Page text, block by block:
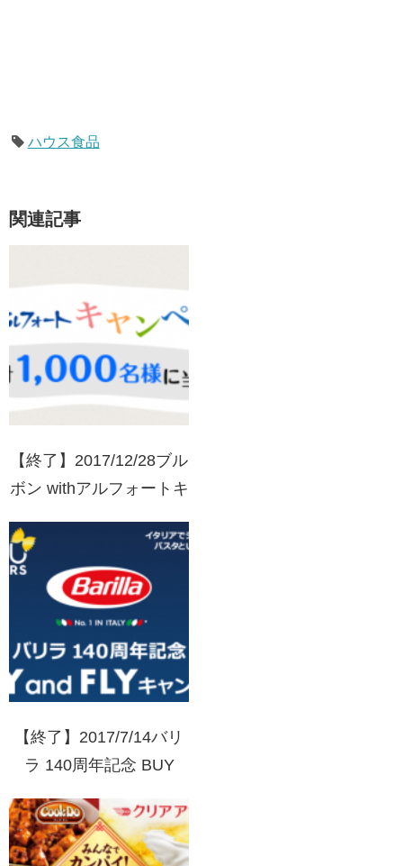
ハウス食品
関連記事
【終了】2017/12/28ブル
ボン withアルフォートキ
【終了】2017/7/14バリ
ラ 140周年記念 BUY
FLYコース